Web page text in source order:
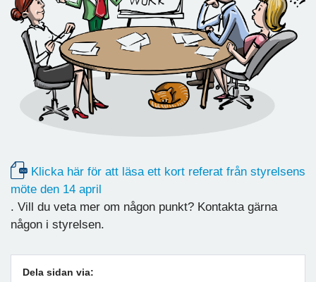
Klicka här för att läsa ett kort referat från styrelsens
möte den 14 april
. Vill du veta mer om någon punkt? Kontakta gärna
någon i styrelsen.
Dela sidan via: